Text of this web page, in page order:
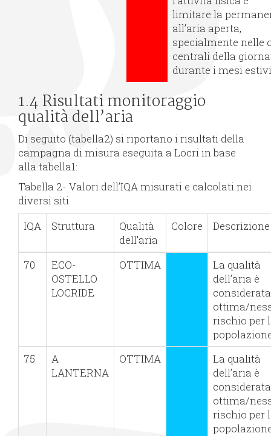
limitare la
all’aria aperta,
specialmente nelle
centrali della
durante i mesi
1.4 Risultati monitoraggio
qualità dell’aria
Di seguito (tabella2) si riportano i risultati della
campagna di misura eseguita a Locri in base
alla tabella1:
Tabella 2- Valori dell’IQA misurati e calcolati nei
diversi siti
IQA
Struttura
Qualità
dell'aria
Colore Descrizione
70
ECO-
OSTELLO
LOCRIDE
OTTIMA
La qualità
dell’aria è
considerata
ottima/
rischio per
75
A
LANTERNA
OTTIMA
La qualità
dell’aria è
considerata
ottima/
rischio per